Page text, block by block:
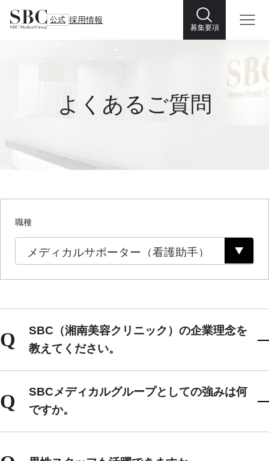
公式 採用情報
募集要項
よくあるご質問
職種
Q
SBC（湘南美容クリニック）の企業理念を
教えてください。
Q
SBCメディカルグループとしての強みは何
ですか。